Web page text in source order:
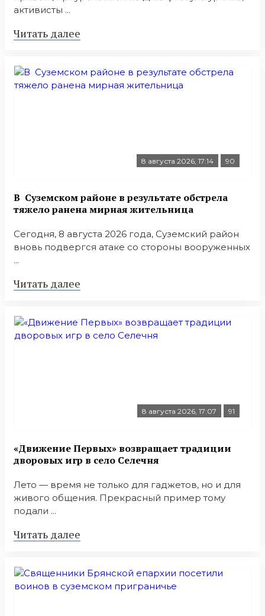
активисты ...
Читать далее
8 августа 2026, 17:14 90
В Суземском районе в результате обстрела
тяжело ранена мирная жительница
Сегодня, 8 августа 2026 года, Суземский район
вновь подвергся атаке со стороны вооруженных
...
Читать далее
8 августа 2026, 17:07 91
«Движение Первых» возвращает традиции
дворовых игр в село Селечня
Лето — время не только для гаджетов, но и для
живого общения. Прекрасный пример тому
подали ...
Читать далее